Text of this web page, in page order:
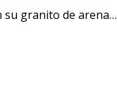
su granito de arena…